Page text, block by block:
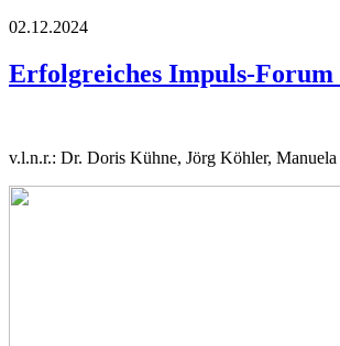
02.12.2024
Erfolgreiches Impuls-
v.l.n.r.: Dr. Doris Kühne, Jörg Köhler,